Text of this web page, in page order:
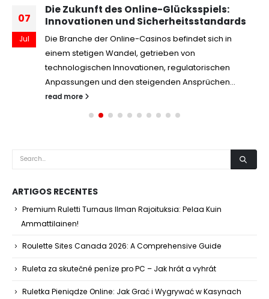
07
Jul
Die Zukunft des Online-Glücksspiels:
Innovationen und Sicherheitsstandards
Die Branche der Online-Casinos befindet sich in
einem stetigen Wandel, getrieben von
technologischen Innovationen, regulatorischen
Anpassungen und den steigenden Ansprüchen...
read more
ARTIGOS RECENTES
Premium Ruletti Turnaus Ilman Rajoituksia: Pelaa Kuin
Ammattilainen!
Roulette Sites Canada 2026: A Comprehensive Guide
Ruleta za skutečné peníze pro PC – Jak hrát a vyhrát
Ruletka Pieniądze Online: Jak Grać i Wygrywać w Kasynach